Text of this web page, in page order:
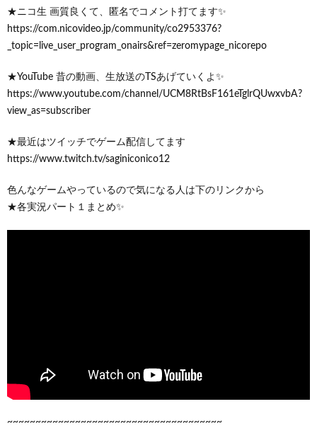
★ニコ生 画質良くて、匿名でコメント打てます✨
https://com.nicovideo.jp/community/co2953376?
_topic=live_user_program_onairs&ref=zeromypage_nicorepo
★YouTube 昔の動画、生放送のTSあげていくよ✨
https://www.youtube.com/channel/UCM8RtBsF161eTglrQUwxvbA?
view_as=subscriber
★最近はツイッチでゲーム配信してます
https://www.twitch.tv/saginiconico12
色んなゲームやっているので気になる人は下のリンクから
★各実況パート１まとめ✨
~~~~~~~~~~~~~~~~~~~~~~~~~~~~~~~~~~~~~~